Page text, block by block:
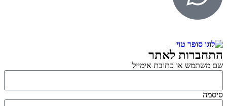
התחברות לאתר
שם משתמש או כתובת אימייל
סיסמה